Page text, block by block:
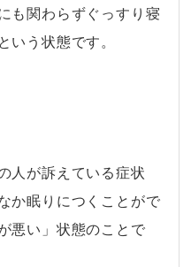
も関わらずぐっすり寝
いう状態です。
人が訴えている症状
か眠りにつくことがで
悪い」状態のことで